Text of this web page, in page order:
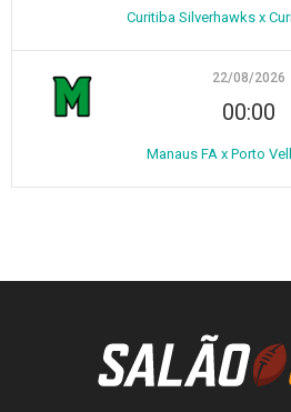
Curitiba Silverhawks x
22/08/2026
00:00
Manaus FA x Porto